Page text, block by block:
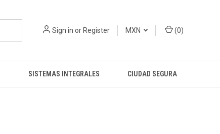
Sign in orRegister MXN (0)
SISTEMAS INTEGRALES CIUDAD SEGURA